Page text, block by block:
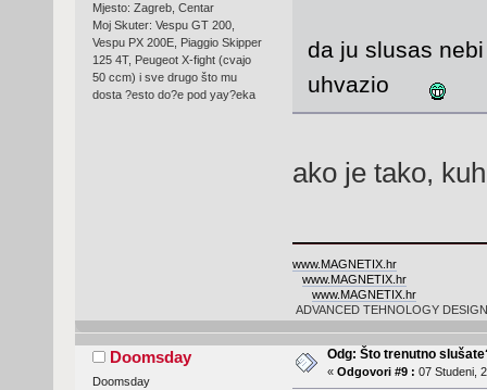
Mjesto: Zagreb, Centar
Moj Skuter: Vespu GT 200,
Vespu PX 200E, Piaggio Skipper
125 4T, Peugeot X-fight (cvajo
50 ccm) i sve drugo što mu
dosta ?esto do?e pod yay?eka
da ju slusas
uhvazio
ako je tako,
www.MAGNETIX.hr
www.MAGNETIX.hr
www.MAGNETIX.hr
ADVANCED TEHNOLOGY
Doomsday
Doomsday
Odg: Što trenutno
« Odgovori #9 : 07 Studeni,